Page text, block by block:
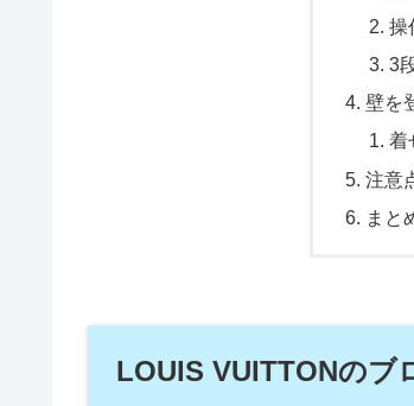
操
3
壁を
着
注意
まと
LOUIS VUITTONのブ